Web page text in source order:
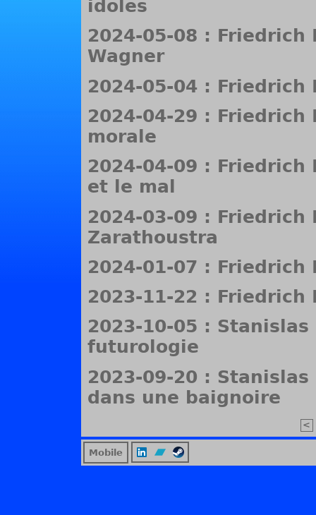
idoles
2024-05-08 :
Wagner
2024-05-04 : Friedrich
2024-04-29 : Friedrich
morale
2024-04-09 :
et le mal
2024-03-09 :
Zarathoustra
2024-01-07 : Friedrich
2023-11-22 : Friedrich
2023-10-05 :
futurologie
2023-09-20 :
dans une baignoire
<
Mobile